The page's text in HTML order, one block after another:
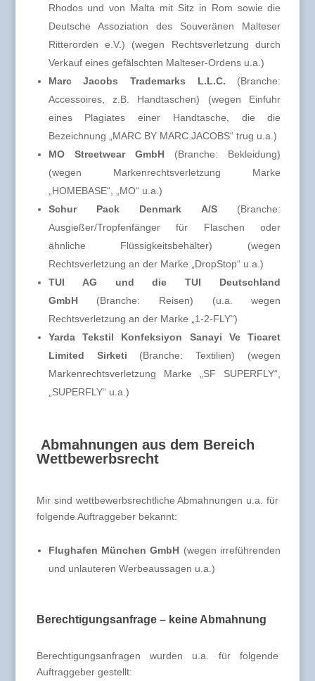
Rhodos und von Malta mit Sitz in Rom sowie die
Deutsche Assoziation des Souveränen Malteser
Ritterorden e.V.) (wegen Rechtsverletzung durch
Verkauf eines gefälschten Malteser-Ordens u.a.)
Marc Jacobs Trademarks L.L.C. (Branche:
Accessoires, z.B. Handtaschen) (wegen Einfuhr
eines Plagiates einer Handtasche, die die
Bezeichnung „MARC BY MARC JACOBS“ trug u.a.)
MO Streetwear GmbH (Branche: Bekleidung)
(wegen Markenrechtsverletzung Marke
„HOMEBASE“, „MO“ u.a.)
Schur Pack Denmark A/S(Branche:
Ausgießer/Tropfenfänger für Flaschen oder
ähnliche Flüssigkeitsbehälter) (wegen
Rechtsverletzung an der Marke „DropStop“ u.a.)
TUI AG und die TUI Deutschland
GmbH(Branche: Reisen) (u.a. wegen
Rechtsverletzung an der Marke „1-2-FLY“)
Yarda Tekstil Konfeksiyon Sanayi Ve Ticaret
Limited Sirketi (Branche: Textilien) (wegen
Markenrechtsverletzung Marke „SF SUPERFLY“,
„SUPERFLY“ u.a.)
Abmahnungen aus dem Bereich
Wettbewerbsrecht
Mir sind wettbewerbsrechtliche Abmahnungen u.a. für
folgende Auftraggeber bekannt:
Flughafen München GmbH (wegen irreführenden
und unlauteren Werbeaussagen u.a.)
Berechtigungsanfrage – keine Abmahnung
Berechtigungsanfragen wurden u.a. für folgende
Auftraggeber gestellt: